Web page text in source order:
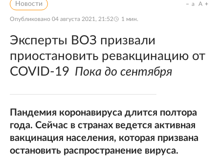
Новости
Опубликовано 04 августа 2021, 21:52 1 мин.
a A
Эксперты ВОЗ призвали
приостановить ревакцинацию от
COVID-19 Пока до сентября
Пандемия коронавируса длится полтора
года. Сейчас в странах ведется активная
вакцинация населения, которая призвана
остановить распространение вируса.